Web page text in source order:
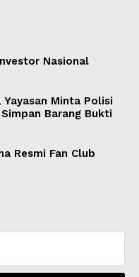
Nasional
Minta Polisi
Barang Bukti
Resmi Fan Club